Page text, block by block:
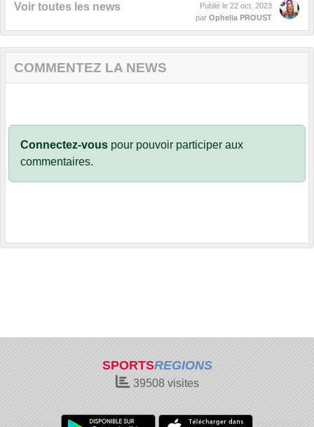
Voir toutes les news Publié le 22 oct. 2023
par Ophelia PROUST
COMMENTEZ LA NEWS
Connectez-vous pour pouvoir participer aux
commentaires.
SPORTSREGIONS
39508visites